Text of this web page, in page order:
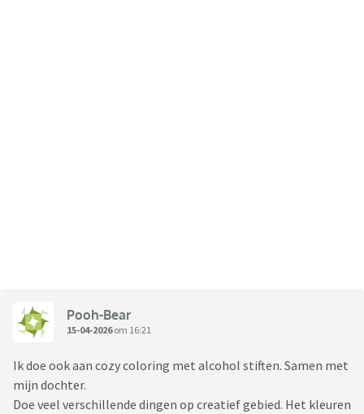
Pooh-Bear
15-04-2026om 16:21
Ik doe ook aan cozy coloring met alcohol stiften. Samen met
mijn dochter.
Doe veel verschillende dingen op creatief gebied. Het kleuren